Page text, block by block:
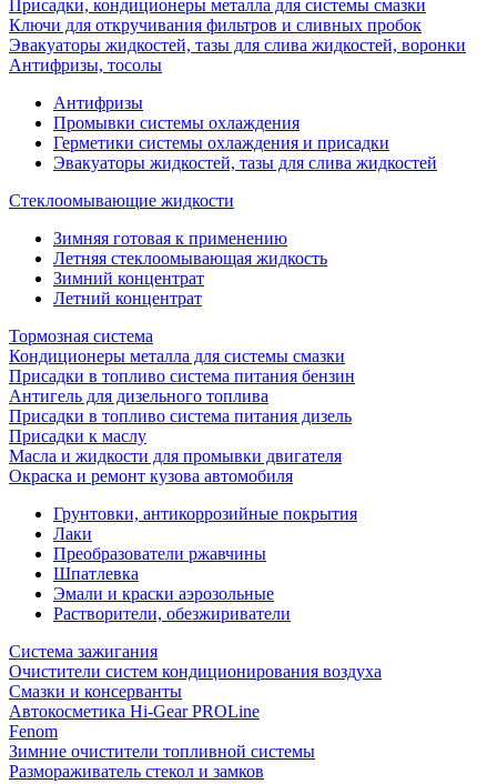
Присадки, кондиционеры металла для системы смазки
Ключи для откручивания фильтров и сливных пробок
Эвакуаторы жидкостей, тазы для слива жидкостей, воронки
Антифризы, тосолы
Антифризы
Промывки системы охлаждения
Герметики системы охлаждения и присадки
Эвакуаторы жидкостей, тазы для слива жидкостей
Стеклоомывающие жидкости
Зимняя готовая к применению
Летняя стеклоомывающая жидкость
Зимний концентрат
Летний концентрат
Тормозная система
Кондиционеры металла для системы смазки
Присадки в топливо система питания бензин
Антигель для дизельного топлива
Присадки в топливо система питания дизель
Присадки к маслу
Масла и жидкости для промывки двигателя
Окраска и ремонт кузова автомобиля
Грунтовки, антикоррозийные покрытия
Лаки
Преобразователи ржавчины
Шпатлевка
Эмали и краски аэрозольные
Растворители, обезжириватели
Система зажигания
Очистители систем кондиционирования воздуха
Смазки и консерванты
Автокосметика Hi-Gear PROLine
Fenom
Зимние очистители топливной системы
Размораживатель стекол и замков